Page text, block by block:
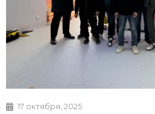
17 октября, 2025